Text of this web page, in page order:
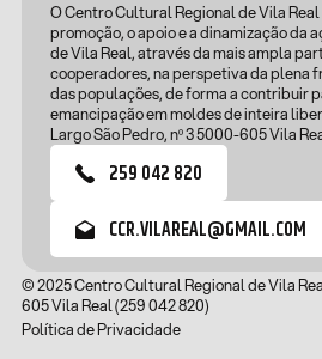
O Centro Cultural Regional de Vila
promoção, o apoio e a dinamização da
de Vila Real, através da mais ampla
cooperadores, na perspetiva da plena
das populações, de forma a contribuir
emancipação em moldes de inteira
Largo São Pedro, nº 3 5000-605 Vila
259 042 820
CCR.VILAREAL@GMAIL.COM
© 2025 Centro Cultural Regional de Vila
605 Vila Real (259 042 820)
Política de Privacidade